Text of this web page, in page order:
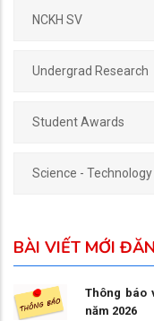
NCKH SV
Undergrad Research
Student Awards
Science - Technology
BÀI VIẾT MỚI
Thông báo
năm 2026